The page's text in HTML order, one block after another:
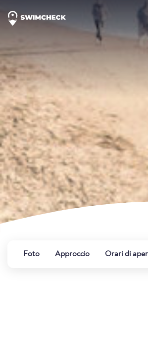
Foto Approccio Orari di